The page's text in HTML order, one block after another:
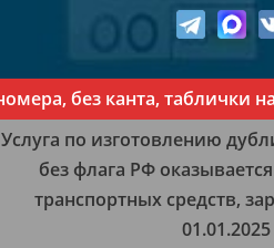
без канта, таблички на
Услуга по изготовлению
без флага РФ
транспортных средств,